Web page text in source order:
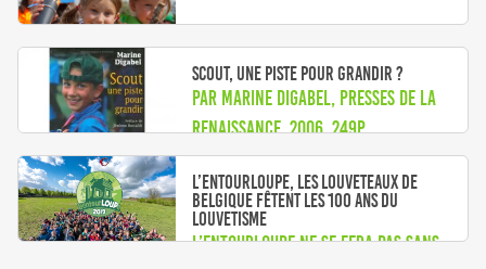
Scout, une piste pour grandir ?
Par Marine Digabel, Presses de la
Renaissance, 2006, 249p
L’entourLOUPe, les louveteaux de
Belgique fêtent les 100 ans du
louvetisme
L’entourLOUPe ne se fera pas sans